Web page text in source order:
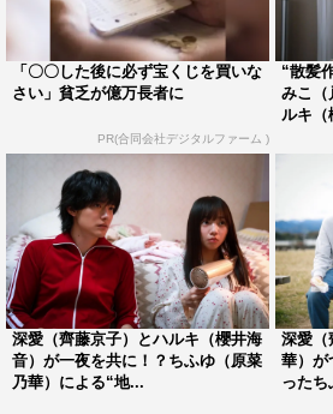
『泥濘の食卓』櫻井海音 ©テレビ朝日
◆ハルキを演じるに当たり、監督や
のような言葉を？
本読みをした時に、先ほどもお話
のキャパシティが狭いので、そうい
「〇〇した後に必ず宝くじを買いな
さい」貧乏が億万長者に
PR(合同会社デジタルファーム )
“散髪
みこ
ルキ（
深愛（齊藤京子）とハルキ（櫻井海
音）が一夜を共に！？ちふゆ（原菜
乃華）による“地...
深愛（
華）
ったち